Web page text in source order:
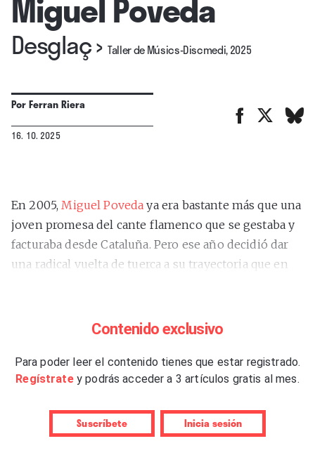
Desglaç›Taller de Músics-Discmedi, 2025
PorFerran Riera
16. 10. 2025
En 2005,Miguel Poveda ya era bastante más que una
joven promesa del cante flamenco que se gestaba y
facturaba desde Cataluña. Pero ese año decidió dar
una radical vuelta de tuerca a su trayectoria que en
disco que editó aquel año,“Desglaç”–“deshielo”, en
por su atrevimiento. Era toda una provocación, una
especie de desafío a los puristas de dos bandos
del flamenco y a los que negaban la personalidad
flamenca del catalán.
Contenido exclusivo
Para poder leer el contenido tienes que estar registrado.
Regístrate y podrás acceder a 3 artículos gratis al mes.
Suscríbete Inicia sesión